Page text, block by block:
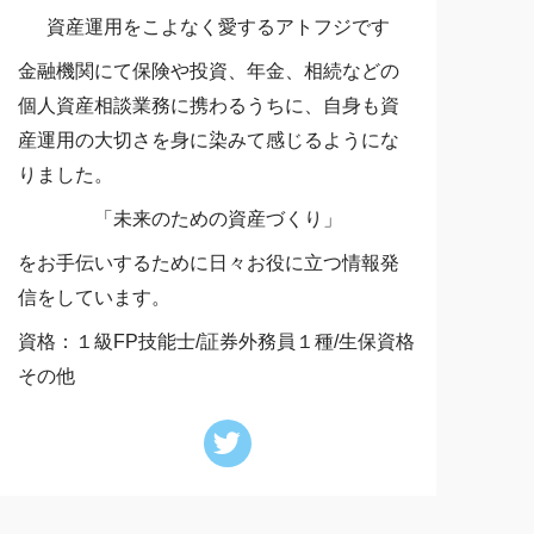
資産運用をこよなく愛するアトフジです
金融機関にて保険や投資、年金、相続などの
個人資産相談業務に携わるうちに、自身も資
産運用の大切さを身に染みて感じるようにな
りました。
「未来のための資産づくり」
をお手伝いするために日々お役に立つ情報発
信をしています。
資格：１級FP技能士/証券外務員１種/生保資格
その他